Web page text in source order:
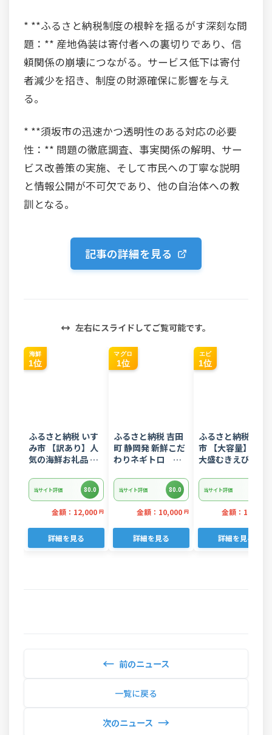
* **ふるさと納税制度の根幹を揺るがす深刻な問
題：** 産地偽装は寄付者への裏切りであり、信
頼関係の崩壊につながる。サービス低下は寄付
者減少を招き、制度の財源確保に影響を与え
る。
* **須坂市の迅速かつ透明性のある対応の必要
性：** 問題の徹底調査、事実関係の解明、サー
ビス改善策の実施、そして市民への丁寧な説明
と情報公開が不可欠であり、他の自治体への教
訓となる。
記事の詳細を見る
左右にスライドしてご覧可能です。
海鮮
1位
ふるさと納税 いす
み市 【訳あり】人
気の海鮮お礼品 チ
り落とし(端材)約
3kg
当サイト評価 80.0
金額：12,000 円
詳細を見る
マグロ
1位
ふるさと納税 吉田
町 静岡発 新鮮こだ
わりネギトロ
り)のセット
当サイト評価 80.0
金額：10,000 円
詳細を見る
エビ
1位
ふるさと納税 西尾
市 【大容量】特大
大盛むきえび
当サイト評価
金額：12,000
詳細を見る
← 前のニュース
一覧に戻る
次のニュース →